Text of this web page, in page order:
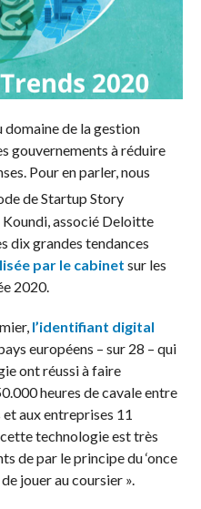
domaine de la gestion
gouvernements à réduire
Pour en parler, nous
de Startup Story
associé Deloitte
dix grandes tendances
par le cabinet sur les
2020.
l’identifiant digital
européens – sur 28 – qui
ont réussi à faire
heures de cavale entre
aux entreprises 11
cette technologie est très
de par le principe du ‘once
jouer au coursier ».